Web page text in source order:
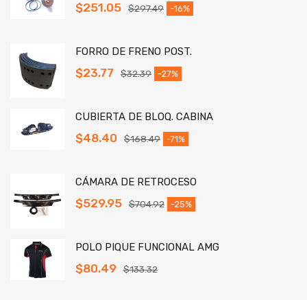
$297.49
$251.05 -16%
FORRO DE FRENO POST.
$32.39
$23.77 -27%
CUBIERTA DE BLOQ. CABINA
$168.49
$48.40 -71%
CÁMARA DE RETROCESO
$704.92
$529.95 -25%
POLO PIQUE FUNCIONAL AMG
$133.32
$80.49